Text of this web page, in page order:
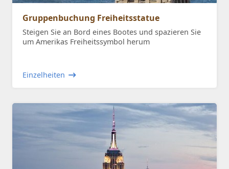
Gruppenbuchung Freiheitsstatue
Steigen Sie an Bord eines Bootes und spazieren Sie
um Amerikas Freiheitssymbol herum
Einzelheiten